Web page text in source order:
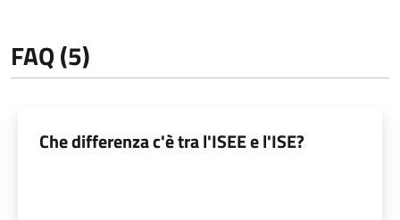
FAQ (5)
Che differenza c'è tra l'ISEE e l'ISE?